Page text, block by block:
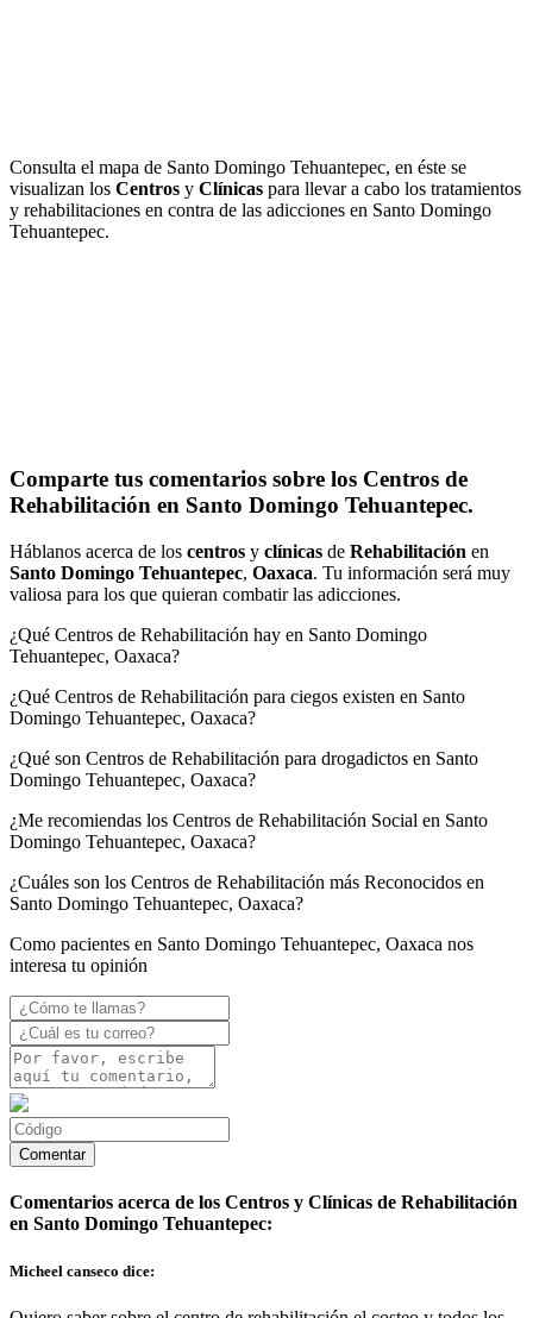
Consulta el mapa de Santo Domingo Tehuantepec, en éste se
visualizan los Centros y Clínicas para llevar a cabo los tratamientos
y rehabilitaciones en contra de las adicciones en Santo Domingo
Tehuantepec.
Comparte tus comentarios sobre los Centros de
Rehabilitación en Santo Domingo Tehuantepec.
Háblanos acerca de los centros y clínicas de Rehabilitación en
Santo Domingo Tehuantepec, Oaxaca. Tu información será muy
valiosa para los que quieran combatir las adicciones.
¿Qué Centros de Rehabilitación hay en Santo Domingo
Tehuantepec, Oaxaca?
¿Qué Centros de Rehabilitación para ciegos existen en Santo
Domingo Tehuantepec, Oaxaca?
¿Qué son Centros de Rehabilitación para drogadictos en Santo
Domingo Tehuantepec, Oaxaca?
¿Me recomiendas los Centros de Rehabilitación Social en Santo
Domingo Tehuantepec, Oaxaca?
¿Cuáles son los Centros de Rehabilitación más Reconocidos en
Santo Domingo Tehuantepec, Oaxaca?
Como pacientes en Santo Domingo Tehuantepec, Oaxaca nos
interesa tu opinión
Comentarios acerca de los Centros y Clínicas de Rehabilitación
en Santo Domingo Tehuantepec:
Micheel canseco dice: